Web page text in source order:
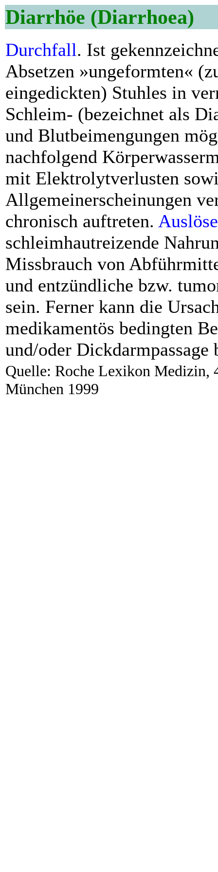
Diarrhöe (Diarrhoea)
Durchfall. Ist
Absetzen »ungeformten«
eingedickten) Stuhles in
Schleim- (bezeichnet als
und Blutbeimengungen
nachfolgend
mit Elektrolytverlusten
Allgemeinerscheinungen
chronisch auftreten.
schleimhautreizende
Missbrauch von
und entzündliche bzw.
sein. Ferner kann die
medikamentös bedingten
und/oder Dickdarmpassage
Quelle: Roche Lexikon Medizin,
München 1999